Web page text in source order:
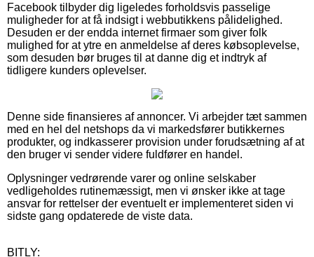
Facebook tilbyder dig ligeledes forholdsvis passelige
muligheder for at få indsigt i webbutikkens pålidelighed.
Desuden er der endda internet firmaer som giver folk
mulighed for at ytre en anmeldelse af deres købsoplevelse,
som desuden bør bruges til at danne dig et indtryk af
tidligere kunders oplevelser.
Denne side finansieres af annoncer. Vi arbejder tæt sammen
med en hel del netshops da vi markedsfører butikkernes
produkter, og indkasserer provision under forudsætning af at
den bruger vi sender videre fuldfører en handel.
Oplysninger vedrørende varer og online selskaber
vedligeholdes rutinemæssigt, men vi ønsker ikke at tage
ansvar for rettelser der eventuelt er implementeret siden vi
sidste gang opdaterede de viste data.
BITLY: